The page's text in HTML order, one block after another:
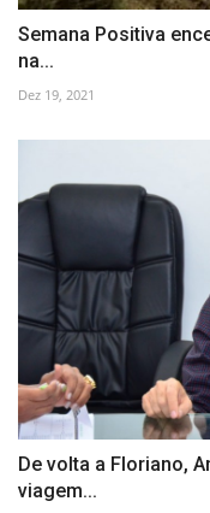
Semana Positiva
na...
Dez 19, 2021
De volta a Floriano,
viagem...